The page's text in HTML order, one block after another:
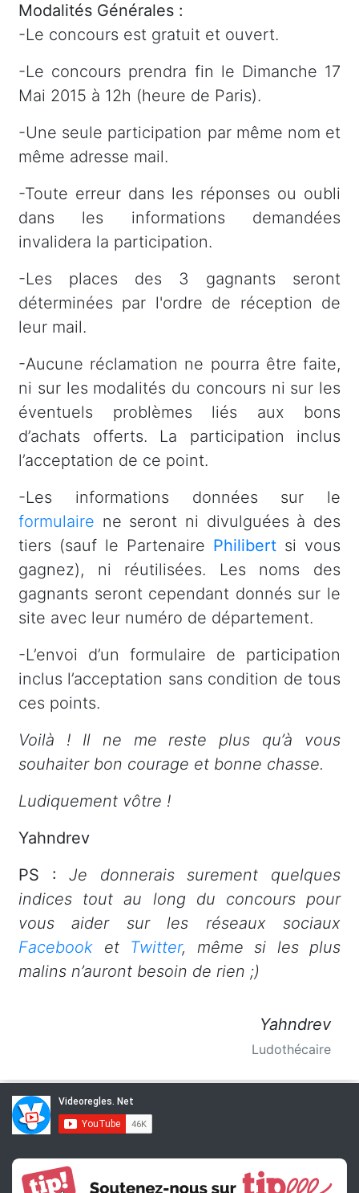
Modalités Générales :
-Le concours est gratuit et ouvert.
-Le concours prendra fin le Dimanche 17
Mai 2015 à 12h (heure de Paris).
-Une seule participation par même nom et
même adresse mail.
-Toute erreur dans les réponses ou oubli
dans les informations demandées
invalidera la participation.
-Les places des 3 gagnants seront
déterminées par l'ordre de réception de
leur mail.
-Aucune réclamation ne pourra être faite,
ni sur les modalités du concours ni sur les
éventuels problèmes liés aux bons
d’achats offerts. La participation inclus
l’acceptation de ce point.
-Les informations données sur le
formulaire ne seront ni divulguées à des
tiers (sauf le Partenaire Philibert si vous
gagnez), ni réutilisées. Les noms des
gagnants seront cependant donnés sur le
site avec leur numéro de département.
-L’envoi d’un formulaire de participation
inclus l’acceptation sans condition de tous
ces points.
Voilà ! Il ne me reste plus qu’à vous
souhaiter bon courage et bonne chasse.
Ludiquement vôtre !
Yahndrev
PS :
Je donnerais surement quelques
indices tout au long du concours pour
vous aider sur les réseaux sociaux
Facebook et Twitter, même si les plus
malins n’auront besoin de rien ;)
Yahndrev
Ludothécaire